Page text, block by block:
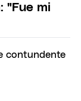
"Fue mi